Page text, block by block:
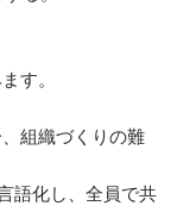
す。
組織づくりの難
語化し、全員で共